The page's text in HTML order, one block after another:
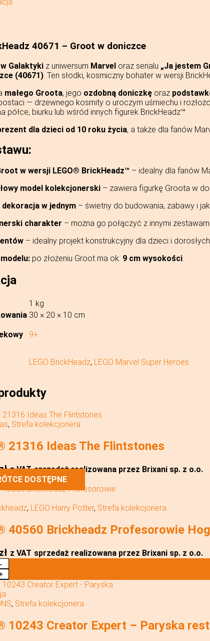
40671 – Groot w doniczce
Galaktyki z uniwersum Marvel oraz serialu „Ja jestem
(40671) . Ten słodki, kosmiczny bohater w wersji
małego Groota, jego ozdobną doniczkę oraz
— drzewnego kosmity o uroczym uśmiechu i
półce, biurku lub wśród innych figurek BrickHeadz™.
dla dzieci od 10 roku życia, a także dla fanów
w wersji LEGO® BrickHeadz™ – idealny dla fanów
model kolekcjonerski – zawiera figurkę Groota w
dekoracja w jednym – świetny do budowania, zabawy i
charakter – można go połączyć z innymi
– idealny projekt konstrukcyjny dla dzieci i
po złożeniu Groot ma ok. 9 cm wysokości
1 kg
30 × 20 × 10 cm
9+
LEGO BrickHeadz, LEGO Marvel Super Heroes
, Strefa kolekcjonera
21316 Ideas The Flintstones
z VAT sprzedaż realizowana przez Brixani sp. z o.o.
DOSTĘPNE
, LEGO Harry Potter, Strefa kolekcjonera
40560 Brickheadz Profesorowie
zł z VAT sprzedaż realizowana przez Brixani sp. z o.o.
-
, Strefa kolekcjonera
10243 Creator Expert – Paryska